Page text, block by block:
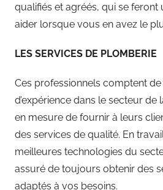
qualifiés et agréés, qui se feront
aider lorsque vous en avez le
LES SERVICES DE PLOMBERIE
Ces professionnels comptent
d’expérience dans le secteur de
en mesure de fournir à leurs
des services de qualité. En
meilleures technologies du
assuré de toujours obtenir des
adaptés à vos besoins.